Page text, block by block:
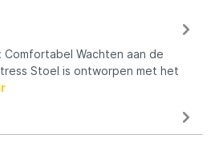
Comfortabel Wachten aan de
Stoel is ontworpen met het